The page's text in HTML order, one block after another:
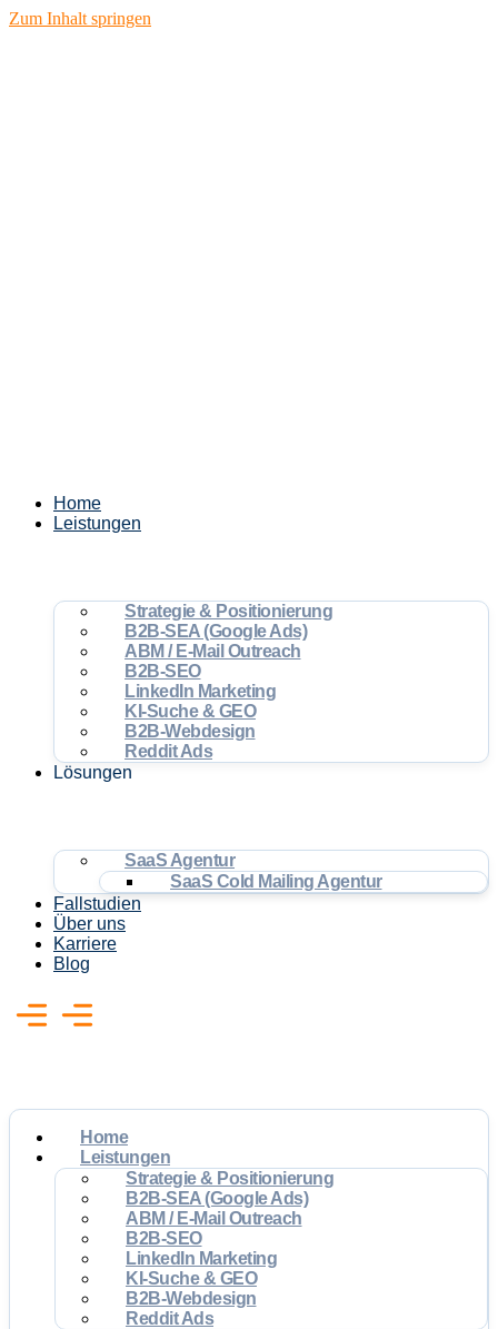
Zum Inhalt springen
Home
Leistungen
Strategie & Positionierung
B2B-SEA (Google Ads)
ABM / E-Mail Outreach
B2B-SEO
LinkedIn Marketing
KI-Suche & GEO
B2B-Webdesign
Reddit Ads
Lösungen
SaaS Agentur
SaaS Cold Mailing Agentur
Fallstudien
Über uns
Karriere
Blog
Home
Leistungen
Strategie & Positionierung
B2B-SEA (Google Ads)
ABM / E-Mail Outreach
B2B-SEO
LinkedIn Marketing
KI-Suche & GEO
B2B-Webdesign
Reddit Ads